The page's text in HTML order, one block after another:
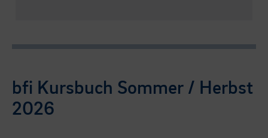
bfi Kursbuch Sommer / Herbst
2026